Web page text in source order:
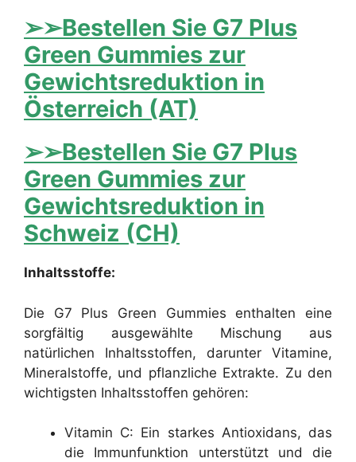
➢➢Bestellen Sie G7 Plus
Green Gummies zur
Gewichtsreduktion in
Österreich (AT)
➢➢Bestellen Sie G7 Plus
Green Gummies zur
Gewichtsreduktion in
Schweiz (CH)
Inhaltsstoffe:
Die G7 Plus Green Gummies enthalten eine
sorgfältig ausgewählte Mischung aus
natürlichen Inhaltsstoffen, darunter Vitamine,
Mineralstoffe, und pflanzliche Extrakte. Zu den
wichtigsten Inhaltsstoffen gehören:
Vitamin C: Ein starkes Antioxidans, das
die Immunfunktion unterstützt und die